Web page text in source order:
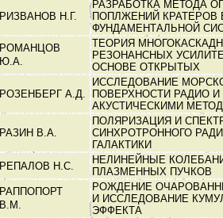
РИЗВАНОВ Н.Г.
РАЗРАБОТКА МЕТОДА
ПОПЛЖЕНИЙ КРАТЕРОВ
ФУНДАМЕНТАЛЬНОЙ
РОМАНЦОВ
Ю.А.
ТЕОРИЯ
РЕЗОНАНСНЫХ
ОСНОВЕ ОТКРЫТЫХ
РОЗЕНБЕРГ А.Д.
ИССЛЕДОВАНИЕ
ПОВЕРХНОСТИ РАДИО И
АКУСТИЧЕСКИМИ
РАЗИН В.А.
ПОЛЯРИЗАЦИЯ И
СИНХРОТРОННОГО
ГАЛАКТИКИ
РЕПАЛОВ Н.С.
НЕЛИНЕЙНЫЕ
ПЛАЗМЕННЫХ ПУЧКОВ
РАППОПОРТ
В.М.
РОЖДЕНИЕ
И ИССЛЕДОВАНИЕ
ЭФФЕКТА